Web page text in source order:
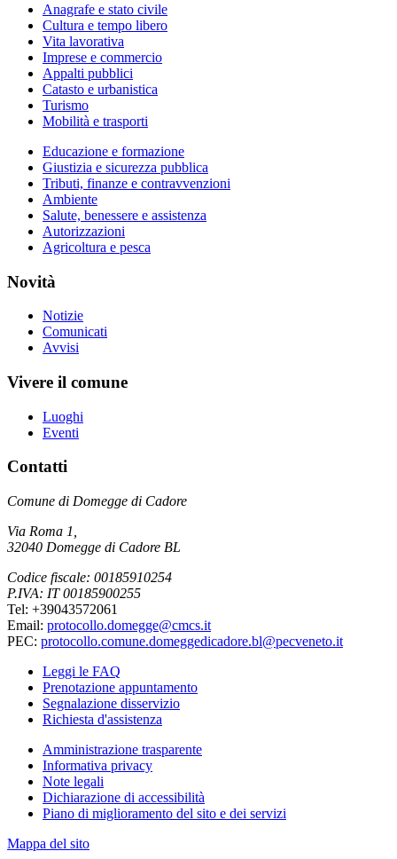
Anagrafe e stato civile
Cultura e tempo libero
Vita lavorativa
Imprese e commercio
Appalti pubblici
Catasto e urbanistica
Turismo
Mobilità e trasporti
Educazione e formazione
Giustizia e sicurezza pubblica
Tributi, finanze e contravvenzioni
Ambiente
Salute, benessere e assistenza
Autorizzazioni
Agricoltura e pesca
Novità
Notizie
Comunicati
Avvisi
Vivere il comune
Luoghi
Eventi
Contatti
Comune di Domegge di Cadore
Via Roma 1,
32040 Domegge di Cadore BL
Codice fiscale: 00185910254
P.IVA: IT 00185900255
Tel: +39043572061
Email: protocollo.domegge@cmcs.it
PEC: protocollo.comune.domeggedicadore.bl@pecveneto.it
Leggi le FAQ
Prenotazione appuntamento
Segnalazione disservizio
Richiesta d'assistenza
Amministrazione trasparente
Informativa privacy
Note legali
Dichiarazione di accessibilità
Piano di miglioramento del sito e dei servizi
Mappa del sito